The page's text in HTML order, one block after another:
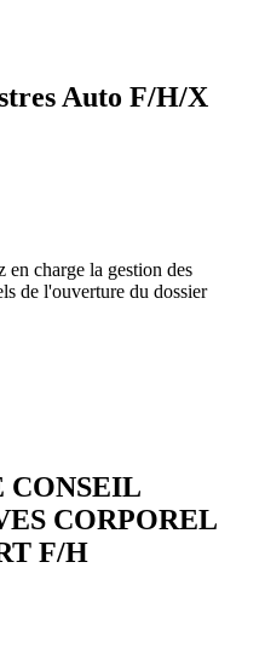
Auto F/H/X
en charge la gestion des
de l'ouverture du dossier
CONSEIL
CORPOREL
F/H